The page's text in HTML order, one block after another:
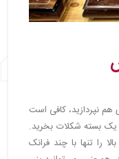
هم نپردازید، کافی است
یک بسته شکلات بخرید.
را تنها با چند فرانک